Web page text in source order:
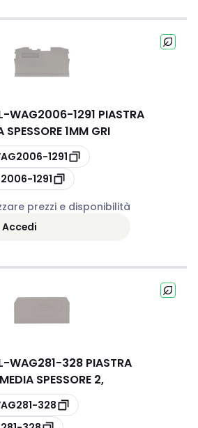
-WAG2006-1291 PIASTRA
SPESSORE 1MM GRI
1291
2006-1291
prezzi e disponibilità
Accedi
-WAG281-328 PIASTRA
SPESSORE 2,
328